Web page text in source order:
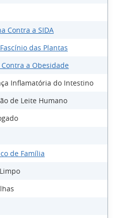
Contra a SIDA
das Plantas
a Obesidade
Inflamatória do Intestino
de Leite Humano
de Família